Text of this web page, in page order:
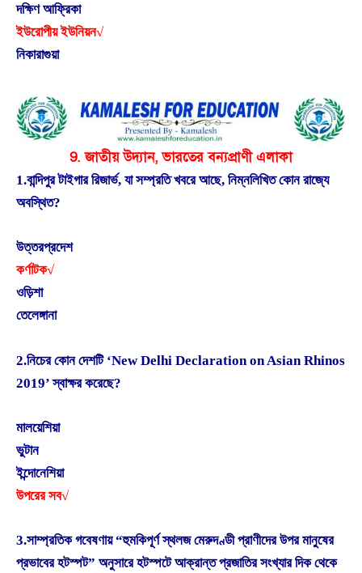
দক্ষিণ আফ্রিকা
ইউরোপীয় ইউনিয়ন√
নিকারাগুয়া
9. জাতীয় উদ্যান, ভারতের বন্যপ্রাণী এলাকা
1.বান্দিপুর টাইগার রিজার্ভ, যা সম্প্রতি খবরে আছে, নিম্নলিখিত কোন রাজ্যে
অবস্থিত?
উত্তরপ্রদেশ
কর্ণাটক√
ওড়িশা
তেলেঙ্গানা
2.নিচের কোন দেশটি ‘New Delhi Declaration on Asian Rhinos
2019’ স্বাক্ষর করেছে?
মালয়েশিয়া
ভুটান
ইন্দোনেশিয়া
উপরের সব√
3.সাম্প্রতিক গবেষণায় “হুমকিপূর্ণ স্থলজ মেরুদণ্ডী প্রাণীদের উপর মানুষের
প্রভাবের হটস্পট” অনুসারে হটস্পটে আক্রান্ত প্রজাতির সংখ্যার দিক থেকে